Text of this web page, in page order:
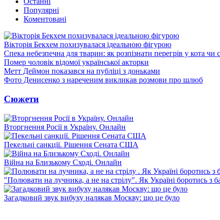
Популярні
Коментовані
Вікторія Бекхем похизувалася ідеальною фігурою
Спека небезпечна для тварин: як розпізнати перегрів у кота чи
Помер чоловік відомої української акторки
Метт Деймон показався на публіці з доньками
Фото Денисенко з нареченим викликав розмови про шлюб
Сюжети
Вторгнення Росії в Україну. Онлайн
Пекельні санкції. Рішення Сената США
Війна на Близькому Сході. Онлайн
"Полювати на лучника, а не на стрілу". Як Україні боротись з
Загадковий звук вибуху налякав Москву: що це було